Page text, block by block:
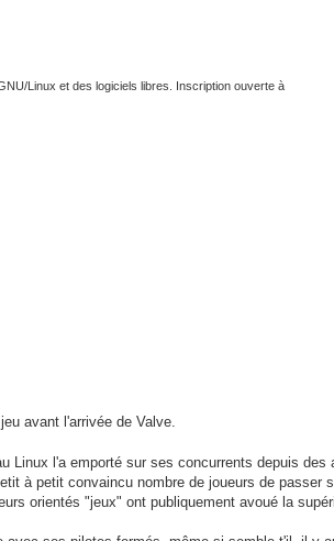
Linux et des logiciels libres. Inscription ouverte à
avant l'arrivée de Valve.
Linux l'a emporté sur ses concurrents depuis des
à petit convaincu nombre de joueurs de passer
orientés "jeux" ont publiquement avoué la